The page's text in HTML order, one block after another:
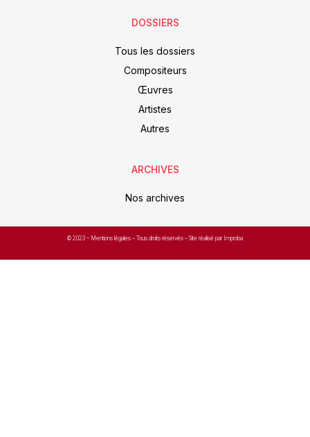
DOSSIERS
Tous les dossiers
Compositeurs
Œuvres
Artistes
Autres
ARCHIVES
Nos archives
© 2023 – Mentions légales – Tous droits réservés – Site réalisé par Improba